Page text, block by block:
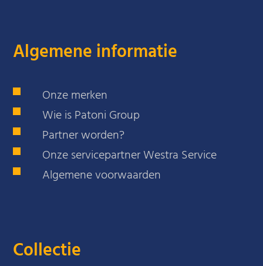
Algemene informatie
Onze merken
Wie is Patoni Group
Partner worden?
Onze servicepartner Westra Service
Algemene voorwaarden
Collectie